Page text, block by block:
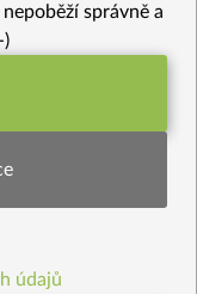
správně a
)
(vždy
údajů